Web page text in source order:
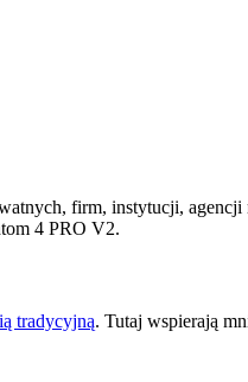
firm, instytucji,
4 PRO V2.
tradycyjną. Tutaj wspierają